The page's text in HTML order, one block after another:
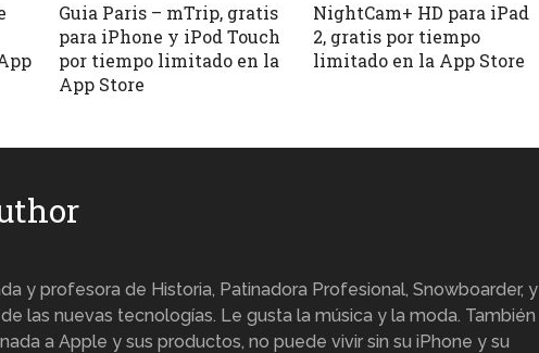
Guia Paris – mTrip, gratis
para iPhone y iPod Touch
por tiempo limitado en la
App Store
NightCam+ HD para iPad
2, gratis por tiempo
limitado en la App Store
y profesora de Historia, Patinadora Profesional, Snowboarder, y
las nuevas tecnologías. Le gusta la música y la moda. También
a Apple y sus productos, no puede vivir sin su iPhone y su